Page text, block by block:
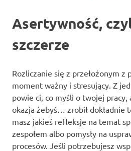
Asertywność,
szczerze
Rozliczanie się z przełożonym z
moment ważny i stresujący. Z
powie ci, co myśli o twojej
okazja żebyś… zrobił dokładnie
masz jakieś refleksje na temat
zespołem albo pomysły na
procesów. Jeśli potrzebujesz